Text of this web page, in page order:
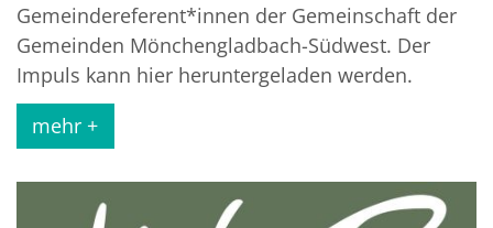
Gemeindereferent*innen der Gemeinschaft der
Gemeinden Mönchengladbach-Südwest. Der
Impuls kann hier heruntergeladen werden.
mehr +